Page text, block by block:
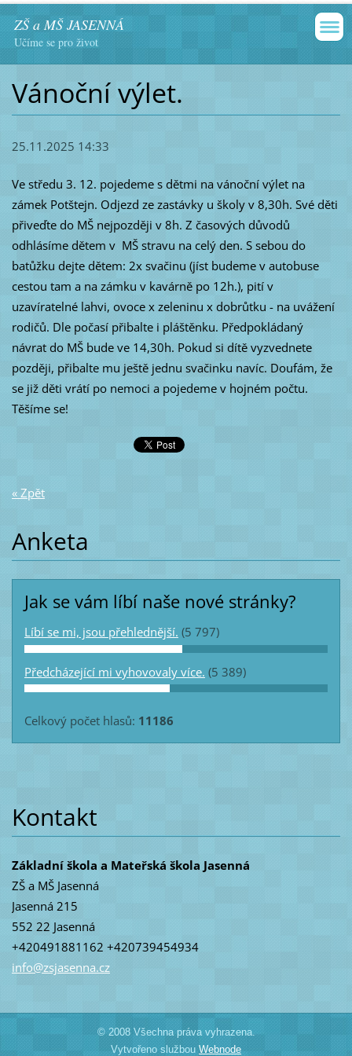
ZŠ a MŠ JASENNÁ
Učíme se pro život
Vánoční výlet.
25.11.2025 14:33
Ve středu 3. 12. pojedeme s dětmi na vánoční výlet na
zámek Potštejn. Odjezd ze zastávky u školy v 8,30h. Své děti
přiveďte do MŠ nejpozději v 8h. Z časových důvodů
odhlásíme dětem v MŠ stravu na celý den. S sebou do
batůžku dejte dětem: 2x svačinu (jíst budeme v autobuse
cestou tam a na zámku v kavárně po 12h.), pití v
uzavíratelné lahvi, ovoce x zeleninu x dobrůtku - na uvážení
rodičů. Dle počasí přibalte i pláštěnku. Předpokládaný
návrat do MŠ bude ve 14,30h. Pokud si dítě vyzvednete
později, přibalte mu ještě jednu svačinku navíc. Doufám, že
se již děti vrátí po nemoci a pojedeme v hojném počtu.
Těšíme se!
« Zpět
Anketa
Jak se vám líbí naše nové stránky?
Líbí se mi, jsou přehlednější. (5 797)
Předcházející mi vyhovovaly více. (5 389)
Celkový počet hlasů: 11186
Kontakt
Základní škola a Mateřská škola Jasenná
ZŠ a MŠ Jasenná
Jasenná 215
552 22 Jasenná
+420491881162 +420739454934
info@zsjasenna.cz
© 2008 Všechna práva vyhrazena.
Vytvořeno službou Webnode